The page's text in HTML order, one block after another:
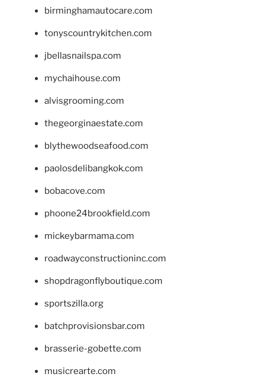
birminghamautocare.com
tonyscountrykitchen.com
jbellasnailspa.com
mychaihouse.com
alvisgrooming.com
thegeorginaestate.com
blythewoodseafood.com
paolosdelibangkok.com
bobacove.com
phoone24brookfield.com
mickeybarmama.com
roadwayconstructioninc.com
shopdragonflyboutique.com
sportszilla.org
batchprovisionsbar.com
brasserie-gobette.com
musicrearte.com